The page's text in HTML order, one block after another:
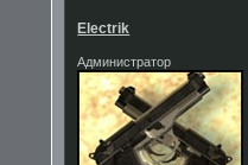
Electrik
Администратор